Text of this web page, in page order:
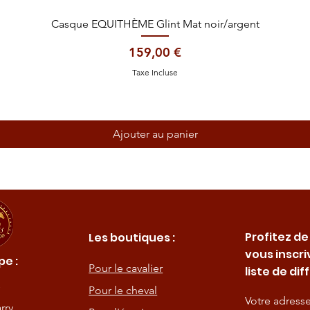
Aperçu rapide
Casque EQUITHÈME Glint Mat noir/argent
Prix
159,00 €
Taxe Incluse
Ajouter au panier
:
Les boutiques :
Pour le cavalier
Pour le cheval
Profitez
vous
liste de
Votre